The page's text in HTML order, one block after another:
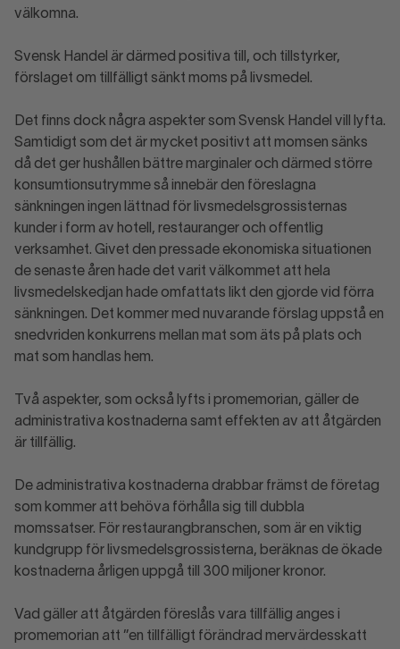
välkomna.
Svensk Handel är därmed positiva till, och tillstyrker,
förslaget om tillfälligt sänkt moms på livsmedel.
Det finns dock några aspekter som Svensk Handel vill lyfta.
Samtidigt som det är mycket positivt att momsen sänks
då det ger hushållen bättre marginaler och därmed större
konsumtionsutrymme så innebär den föreslagna
sänkningen ingen lättnad för livsmedelsgrossisternas
kunder i form av hotell, restauranger och offentlig
verksamhet. Givet den pressade ekonomiska situationen
de senaste åren hade det varit välkommet att hela
livsmedelskedjan hade omfattats likt den gjorde vid förra
sänkningen. Det kommer med nuvarande förslag uppstå en
snedvriden konkurrens mellan mat som äts på plats och
mat som handlas hem.
Två aspekter, som också lyfts i promemorian, gäller de
administrativa kostnaderna samt effekten av att åtgärden
är tillfällig.
De administrativa kostnaderna drabbar främst de företag
som kommer att behöva förhålla sig till dubbla
momssatser. För restaurangbranschen, som är en viktig
kundgrupp för livsmedelsgrossisterna, beräknas de ökade
kostnaderna årligen uppgå till 300 miljoner kronor.
Vad gäller att åtgärden föreslås vara tillfällig anges i
promemorian att ”en tillfälligt förändrad mervärdesskatt